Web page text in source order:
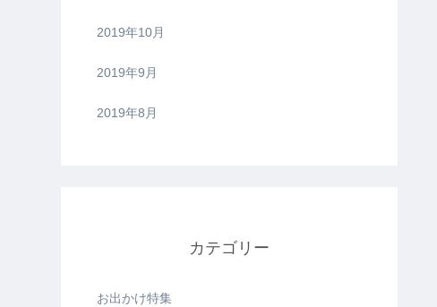
2019年10月
2019年9月
2019年8月
カテゴリー
お出かけ特集